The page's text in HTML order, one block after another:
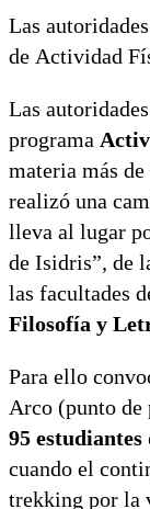
Las
de Actividad
Las
programa
materia más
realizó una
lleva al lugar
de Isidris”, de
las facultades
Filosofía y
Para ello
Arco (punto de
95 estudiantes
cuando el
trekking por la